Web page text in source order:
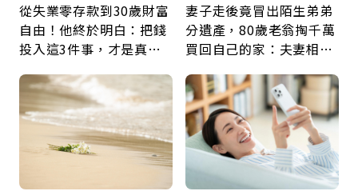
從失業零存款到30歲財富
自由！他終於明白：把錢
投入這3件事，才是真正
妻子走後竟冒出陌生弟弟
分遺產，80歲老翁掏千萬
買回自己的家：夫妻相守